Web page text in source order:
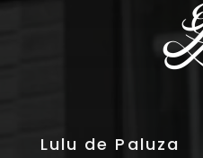
Lulu de Paluza